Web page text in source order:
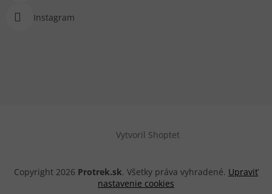
Instagram
Vytvoril Shoptet
Copyright 2026 Protrek.sk. Všetky práva vyhradené. Upraviť
nastavenie cookies